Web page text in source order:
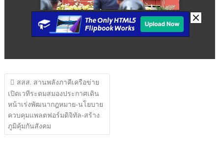
แนะแนว
เรื่อง
สสส. สานพลังภาคีเครือข่าย
เปิดเวทีระดมสมองประกาศเดิน
หน้าเร่งพัฒนากฎหมาย-นโยบาย
ควบคุมแพลตฟอร์มดิจิทัล-สร้าง
ภูมิคุ้มกันสังคม